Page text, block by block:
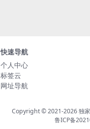
快速导航
个人中心
标签云
网址导航
Copyright © 2021-2026独
鲁ICP备